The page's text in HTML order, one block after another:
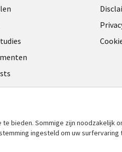
bieden. Sommige zijn noodzakelijk
ingesteld om uw surfervaring